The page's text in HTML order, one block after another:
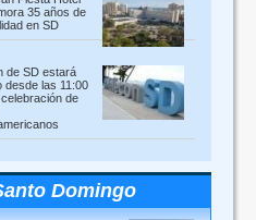
35 años de
en SD
de SD estará
desde las 11:00
de
Domingo